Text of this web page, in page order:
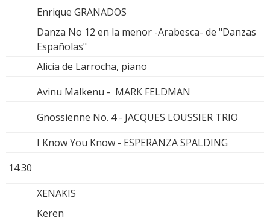
Enrique GRANADOS
Danza No 12 en la menor -Arabesca- de "Danzas
Españolas"
Alicia de Larrocha, piano
Avinu Malkenu - MARK FELDMAN
Gnossienne No. 4 - JACQUES LOUSSIER TRIO
I Know You Know - ESPERANZA SPALDING
14.30
XENAKIS
Keren